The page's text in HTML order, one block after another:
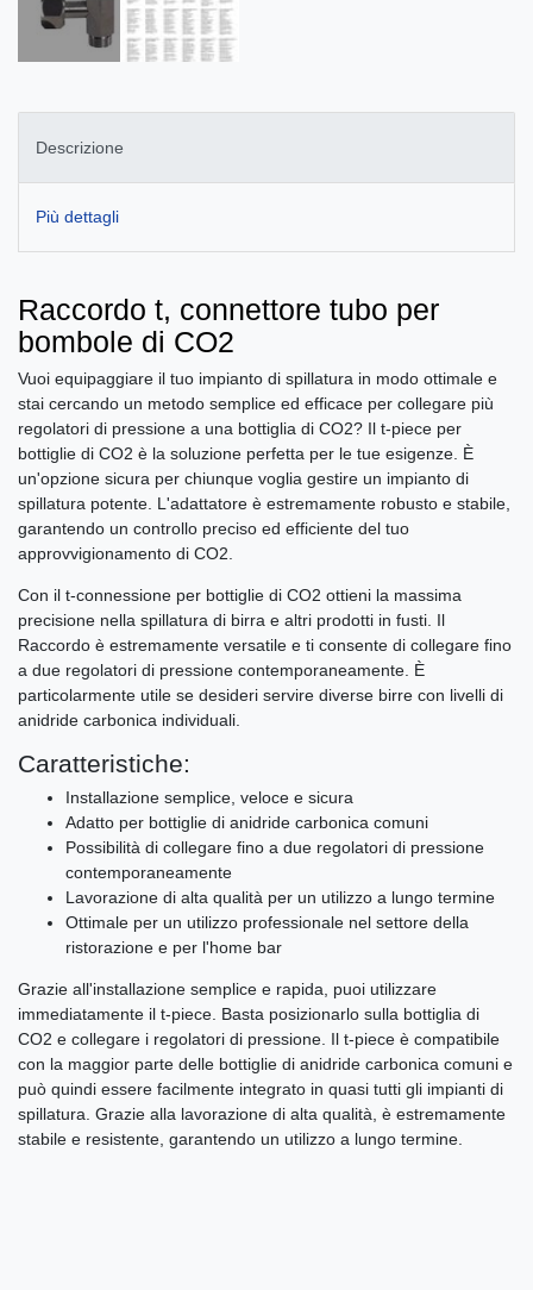
Descrizione
Più dettagli
Raccordo t, connettore tubo per
bombole di CO2
Vuoi equipaggiare il tuo impianto di spillatura in modo ottimale e
stai cercando un metodo semplice ed efficace per collegare più
regolatori di pressione a una bottiglia di CO2? Il t-piece per
bottiglie di CO2 è la soluzione perfetta per le tue esigenze. È
un'opzione sicura per chiunque voglia gestire un impianto di
spillatura potente. L'adattatore è estremamente robusto e stabile,
garantendo un controllo preciso ed efficiente del tuo
approvvigionamento di CO2.
Con il t-сonnessione per bottiglie di CO2 ottieni la massima
precisione nella spillatura di birra e altri prodotti in fusti. Il
Raccordo è estremamente versatile e ti consente di collegare fino
a due regolatori di pressione contemporaneamente. È
particolarmente utile se desideri servire diverse birre con livelli di
anidride carbonica individuali.
Caratteristiche:
Installazione semplice, veloce e sicura
Adatto per bottiglie di anidride carbonica comuni
Possibilità di collegare fino a due regolatori di pressione
contemporaneamente
Lavorazione di alta qualità per un utilizzo a lungo termine
Ottimale per un utilizzo professionale nel settore della
ristorazione e per l'home bar
Grazie all'installazione semplice e rapida, puoi utilizzare
immediatamente il t-piece. Basta posizionarlo sulla bottiglia di
CO2 e collegare i regolatori di pressione. Il t-piece è compatibile
con la maggior parte delle bottiglie di anidride carbonica comuni e
può quindi essere facilmente integrato in quasi tutti gli impianti di
spillatura. Grazie alla lavorazione di alta qualità, è estremamente
stabile e resistente, garantendo un utilizzo a lungo termine.